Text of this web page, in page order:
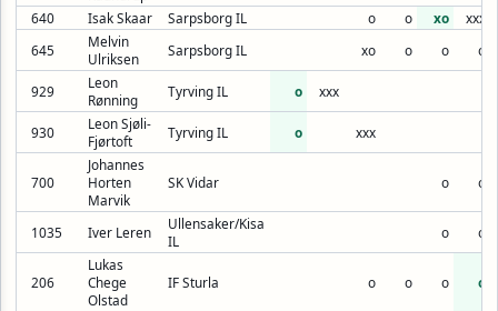
640 Isak Skaar Sarpsborg IL o o xo
xxx
645
Melvin
Ulriksen
Sarpsborg IL xo o o o
929
Leon
Rønning
Tyrving IL o xxx
930
Leon Sjøli-
Fjørtoft
Tyrving IL o xxx
700
Johannes
Horten
Marvik
SK Vidar o o
1035 Iver Leren
Ullensaker/Kisa
IL
o o
206
Lukas
Chege
Olstad
IF Sturla o o o o